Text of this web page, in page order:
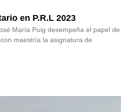
en P.R.L 2023
María Puig desempeña el papel de
maestría la asignatura de